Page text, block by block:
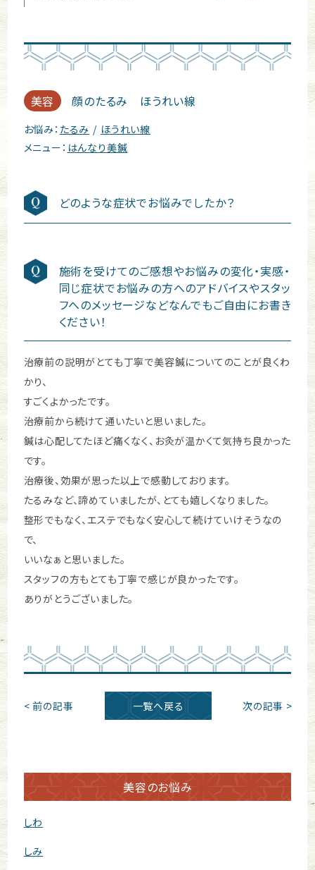
美容 顔のたるみ ほうれい線
お悩み： たるみ
ほうれい線
メニュー： はんなり美鍼
どのような症状でお悩みでしたか？
施術を受けてのご感想やお悩みの変化・実感・
同じ症状でお悩みの方へのアドバイスやスタッ
フへのメッセージなどなんでもご自由にお書き
ください！
治療前の説明がとても丁寧で美容鍼についてのことが良くわ
かり、
すごくよかったです。
治療前から続けて通いたいと思いました。
鍼は心配してたほど痛くなく、お灸が温かくて気持ち良かった
です。
治療後、効果が思った以上で感動しております。
たるみなど、諦めていましたが、とても嬉しくなりました。
整形でもなく、エステでもなく安心して続けていけそうなの
で、
いいなぁと思いました。
スタッフの方もとても丁寧で感じが良かったです。
ありがとうございました。
< 前の記事 一覧へ戻る 次の記事 >
美容のお悩み
しわ
しみ